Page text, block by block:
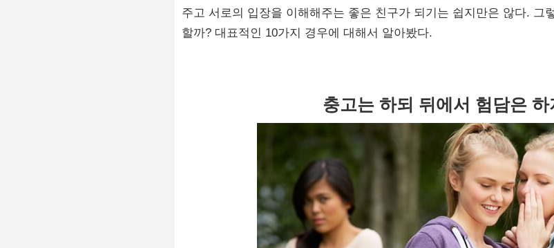
주고 서로의 입장을 이해해주는 좋은 친구가 되기는 쉽지만은 않다. 그
할까? 대표적인 10가지 경우에 대해서 알아봤다.
충고는 하되 뒤에서 험담은 하